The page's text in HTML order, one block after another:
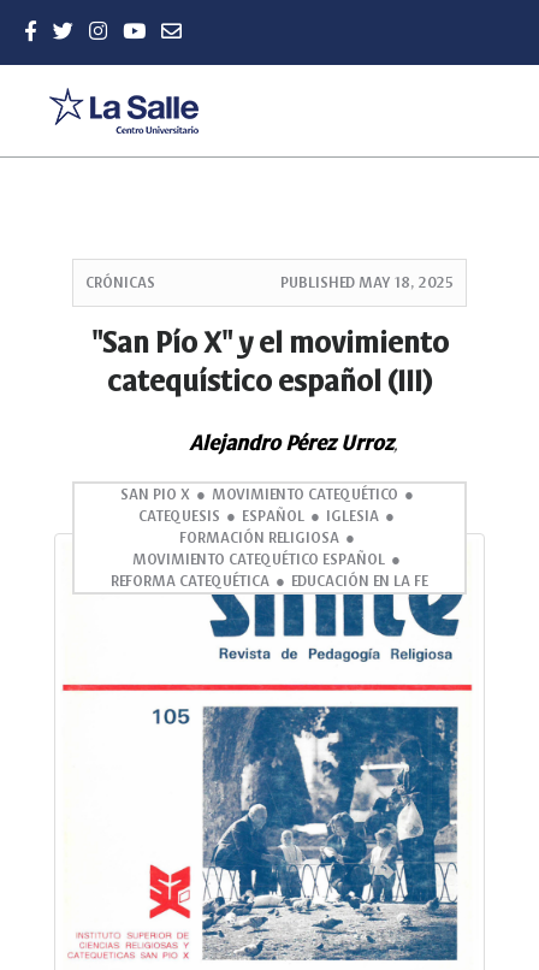
Sidebar
CRÓNICAS PUBLISHED MAY 18, 2025
"San Pío X" y el movimiento
catequístico español (III)
Alejandro Pérez Urroz,
SAN PIO X
MOVIMIENTO CATEQUÉTICO
CATEQUESIS
ESPAÑOL
IGLESIA
FORMACIÓN RELIGIOSA
MOVIMIENTO CATEQUÉTICO ESPAÑOL
REFORMA CATEQUÉTICA
EDUCACIÓN EN LA FE